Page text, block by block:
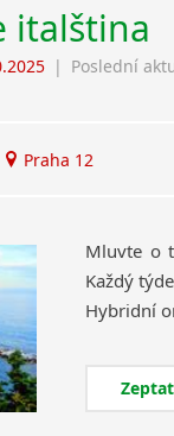
italština
| Poslední
Praha 12
Mluvte o
Každý